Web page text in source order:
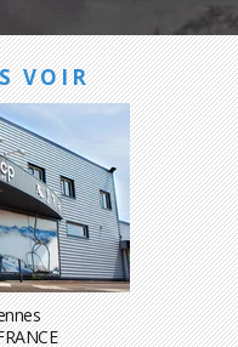
VOIR